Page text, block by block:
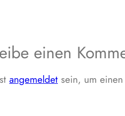
einen
angemeldet sein, um